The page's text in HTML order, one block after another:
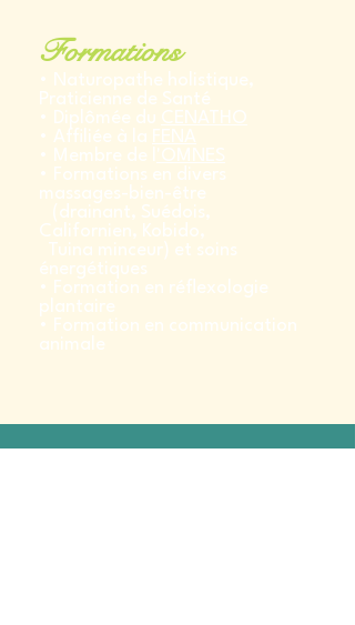
Formations
• Naturopathe holistique,
Praticienne de Santé
• Diplômée du CENATHO
• Affiliée à la FENA
• Membre de l 'OMNES
• Formations en divers
massages-bien-être
(drainant, Suédois,
Californien, Kobido,
Tuina minceur) et soins
énergétiques
• Formation en réflexologie
plantaire
• Formation en communication
animale